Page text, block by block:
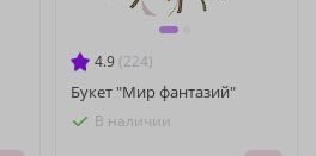
4.9 (224)
Букет "Мир фантазий"
В наличии